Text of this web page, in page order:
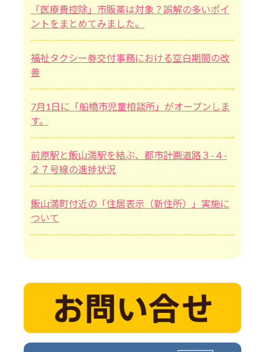
「医療費控除」市販薬は対象？誤解の多いポイ
ントをまとめてみました。
福祉タクシー券交付事務における空白期間の改
善
7月1日に「船橋市児童相談所」がオープンしま
す。
前原駅と飯山満駅を結ぶ、都市計画道路３-４-
２７号線の進捗状況
飯山満町付近の「住居表示（新住所）」実施に
ついて